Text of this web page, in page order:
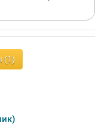
(1)